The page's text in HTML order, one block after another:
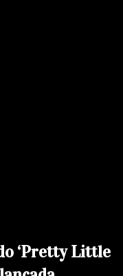
‘Pretty Little